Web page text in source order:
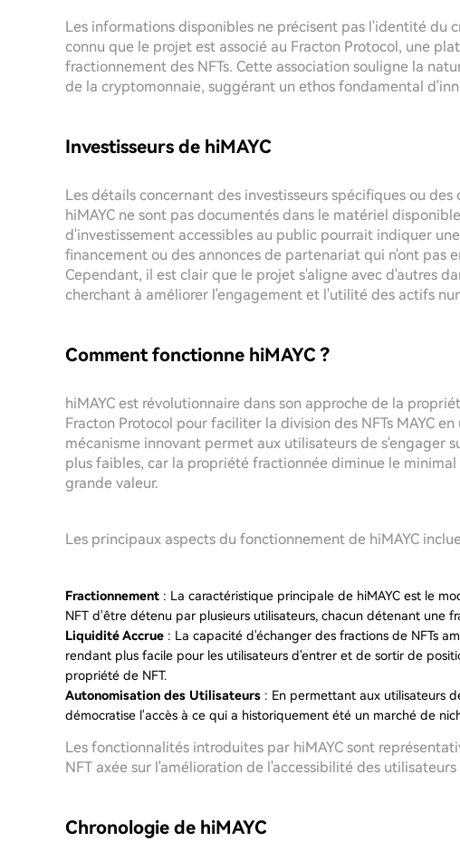
Les informations disponibles ne précisent pas l'identité du
connu que le projet est associé au Fracton Protocol, une
fractionnement des NFTs. Cette association souligne la
de la cryptomonnaie, suggérant un ethos fondamental
Investisseurs de hiMAYC
Les détails concernant des investisseurs spécifiques ou
hiMAYC ne sont pas documentés dans le matériel
d'investissement accessibles au public pourrait indiquer
financement ou des annonces de partenariat qui n'ont pas
Cependant, il est clair que le projet s'aligne avec d'autres
cherchant à améliorer l'engagement et l'utilité des actifs
Comment fonctionne hiMAYC ?
hiMAYC est révolutionnaire dans son approche de la
Fracton Protocol pour faciliter la division des NFTs MAYC
mécanisme innovant permet aux utilisateurs de s'engager
plus faibles, car la propriété fractionnée diminue le
grande valeur.
Les principaux aspects du fonctionnement de hiMAYC
Fractionnement : La caractéristique principale de hiMAYC est le
NFT d'être détenu par plusieurs utilisateurs, chacun détenant une
Liquidité Accrue : La capacité d'échanger des fractions de NFTs
rendant plus facile pour les utilisateurs d'entrer et de sortir de
propriété de NFT.
Autonomisation des Utilisateurs : En permettant aux utilisateurs
démocratise l'accès à ce qui a historiquement été un marché de
Les fonctionnalités introduites par hiMAYC sont
NFT axée sur l'amélioration de l'accessibilité des
Chronologie de hiMAYC